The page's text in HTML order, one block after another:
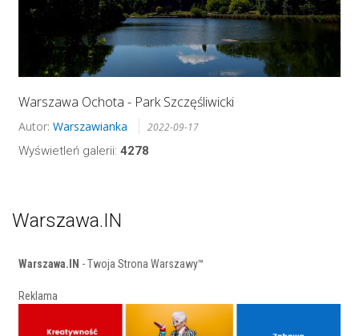
Warszawa Ochota - Park Szczęśliwicki
Autor: Warszawianka 2022-09-17
Wyświetleń galerii: 4278
Warszawa.IN
Warszawa.IN - Twoja Strona Warszawy™
Reklama